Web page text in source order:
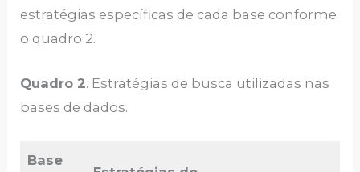
estratégias específicas de cada base conforme
o quadro 2.
Quadro 2. Estratégias de busca utilizadas nas
bases de dados.
Base